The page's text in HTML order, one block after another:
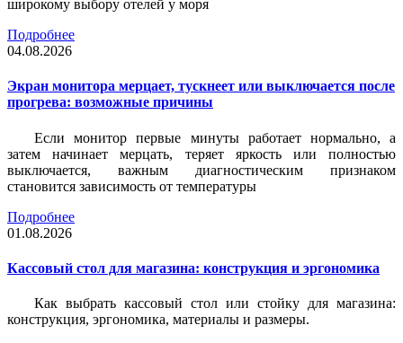
широкому выбору отелей у моря
Подробнее
04.08.2026
Экран монитора мерцает, тускнеет или выключается после
прогрева: возможные причины
Если монитор первые минуты работает нормально, а
затем начинает мерцать, теряет яркость или полностью
выключается, важным диагностическим признаком
становится зависимость от температуры
Подробнее
01.08.2026
Кассовый стол для магазина: конструкция и эргономика
Как выбрать кассовый стол или стойку для магазина:
конструкция, эргономика, материалы и размеры.